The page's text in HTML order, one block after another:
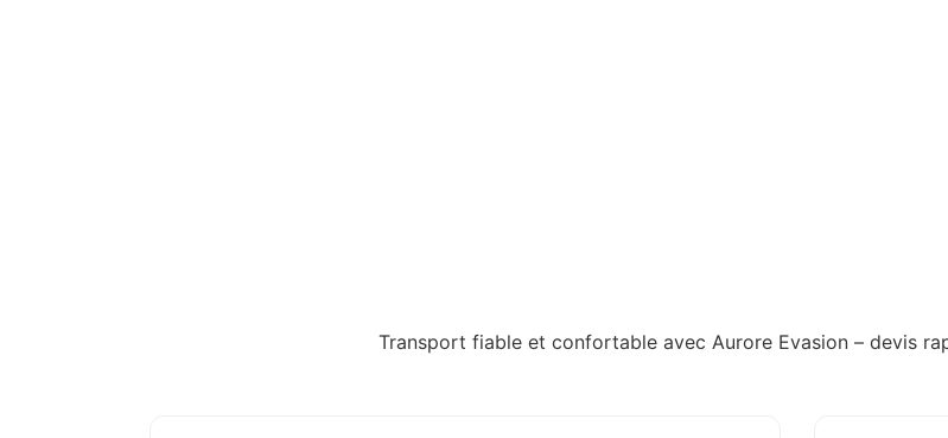
Transport fiable et confortable avec Aurore Evasion – devis